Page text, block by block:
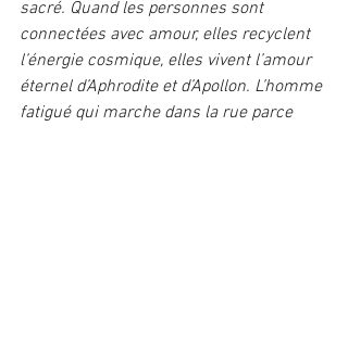
sacré. Quand les personnes sont
connectées avec amour, elles recyclent
l’énergie cosmique, elles vivent l’amour
éternel d’Aphrodite et d’Apollon. L’homme
fatigué qui marche dans la rue parce